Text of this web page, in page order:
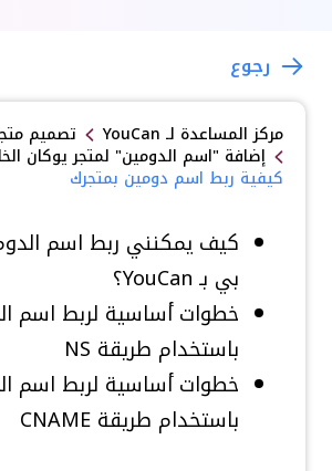
رجوع
مركز المساعدة لـ YouCan تصميم
إضافة "اسم الدومين" لمتجر يوكان
كيفية ربط اسم دومين بمتجرك
كيف يمكنني ربط اسم
بي بـ YouCan؟
خطوات أساسية لربط اسم
باستخدام طريقة NS
خطوات أساسية لربط اسم
باستخدام طريقة CNAME